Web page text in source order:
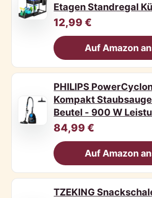
Etagen Standregal
12,99 €
Auf Amazon
PHILIPS
Kompakt
Beutel - 900 W
84,99 €
Auf Amazon
TZEKING